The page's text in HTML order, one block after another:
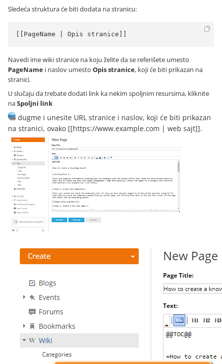
Sledeća struktura će biti dodata na stranicu:
[[PageName | Opis stranice]]
Navedi ime wiki stranice na koju želite da se referišete umesto
PageName i naslov umesto Opis stranice, koji će biti prikazan na
stranici.
U slučaju da trebate dodati link ka nekim spoljnim resursima, kliknite
naSpoljni link
dugme i unesite URL stranice i naslov, koji će biti prikazan
na stranici, ovako [[https://www.example.com | web sajt]].